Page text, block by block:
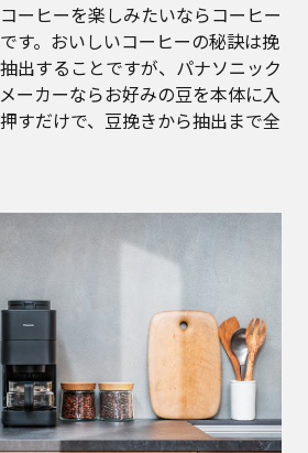
ーヒーを楽しみたいならコーヒー
す。おいしいコーヒーの秘訣は挽
出することですが、パナソニック
ーカーならお好みの豆を本体に入
すだけで、豆挽きから抽出まで全